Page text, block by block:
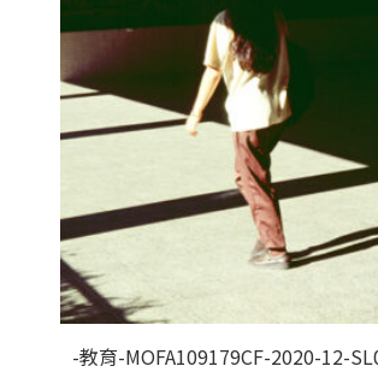
-教育-MOFA109179CF-2020-12-